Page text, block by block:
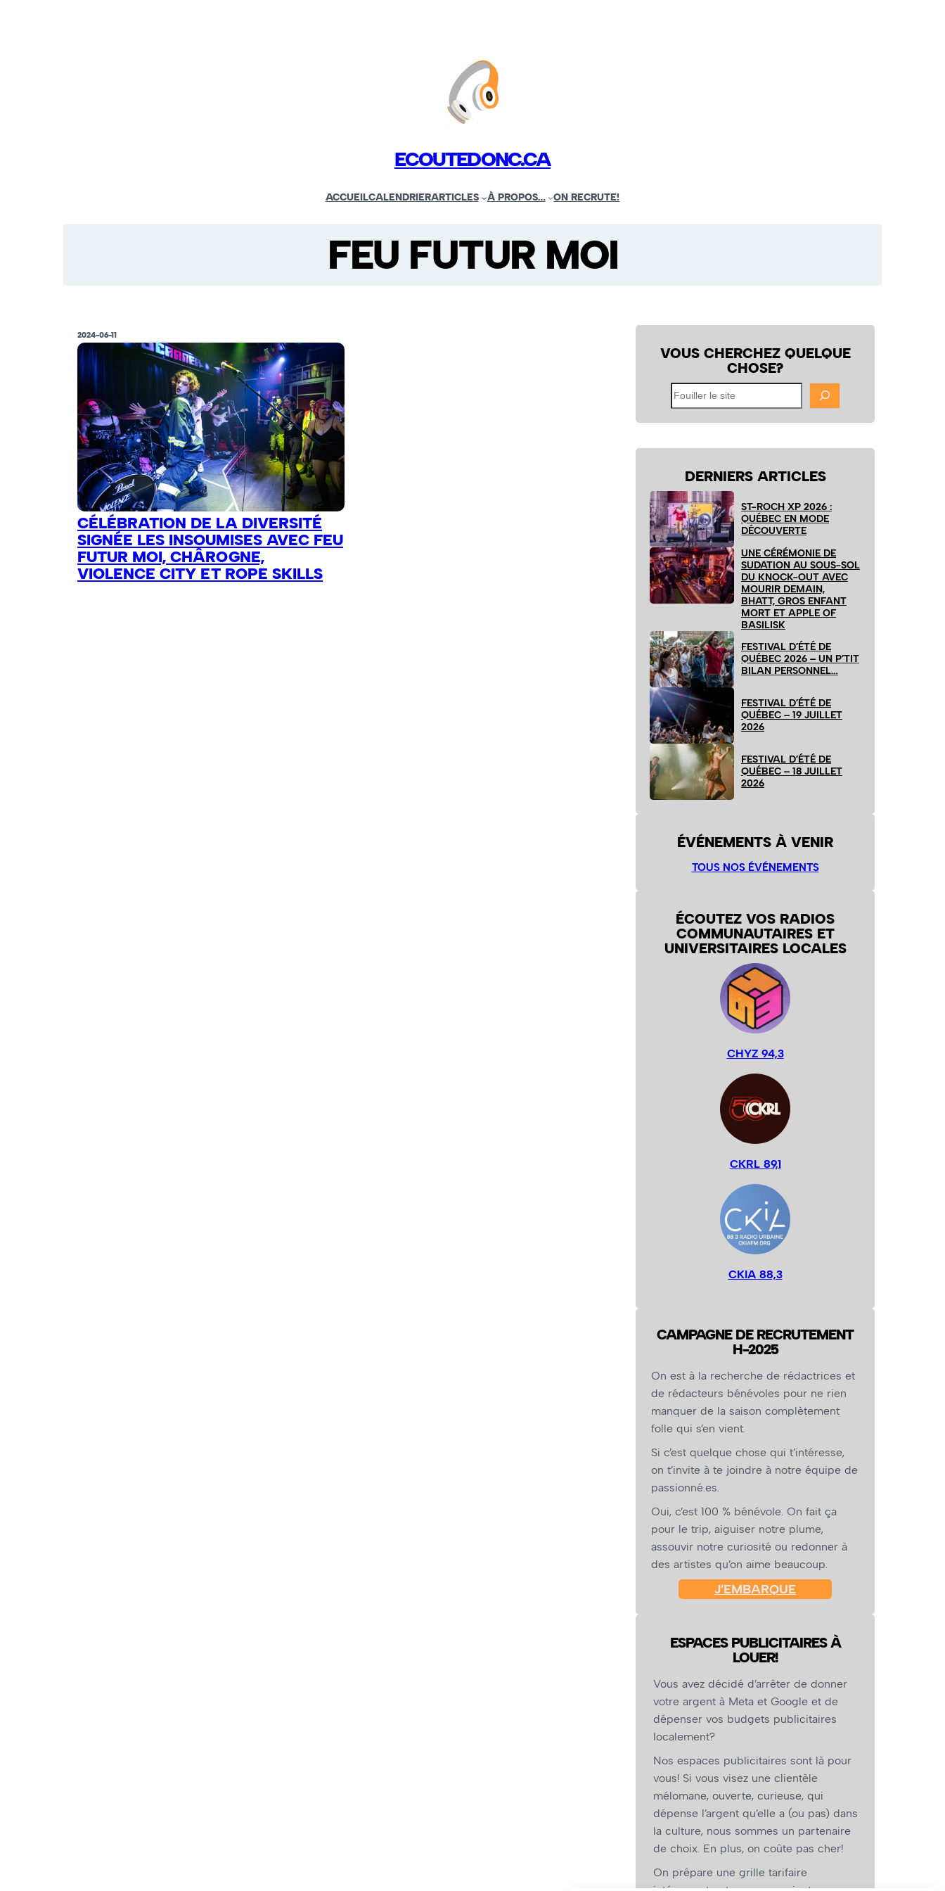
ECOUTEDONC.CA
ACCUEILCALENDRIERARTICLES À PROPOS… ON RECRUTE!
FEU FUTUR MOI
2024-06-11
CÉLÉBRATION DE LA DIVERSITÉ
SIGNÉE LES INSOUMISES AVEC FEU
FUTUR MOI, CHÂROGNE,
VIOLENCE CITY ET ROPE SKILLS
VOUS CHERCHEZ QUELQUE
CHOSE?
Fouiller
le
site
DERNIERS ARTICLES
ST-ROCH XP 2026 :
QUÉBEC EN MODE
DÉCOUVERTE
UNE CÉRÉMONIE DE
SUDATION AU SOUS-SOL
DU KNOCK-OUT AVEC
MOURIR DEMAIN,
BHATT, GROS ENFANT
MORT ET APPLE OF
BASILISK
FESTIVAL D’ÉTÉ DE
QUÉBEC 2026 – UN P’TIT
BILAN PERSONNEL…
FESTIVAL D’ÉTÉ DE
QUÉBEC – 19 JUILLET
2026
FESTIVAL D’ÉTÉ DE
QUÉBEC – 18 JUILLET
2026
ÉVÉNEMENTS À VENIR
TOUS NOS ÉVÉNEMENTS
ÉCOUTEZ VOS RADIOS
COMMUNAUTAIRES ET
UNIVERSITAIRES LOCALES
CHYZ 94,3
CKRL 89,1
CKIA 88,3
CAMPAGNE DE RECRUTEMENT
H-2025
On est à la recherche de rédactrices et
de rédacteurs bénévoles pour ne rien
manquer de la saison complètement
folle qui s’en vient.
Si c’est quelque chose qui t’intéresse,
on t’invite à te joindre à notre équipe de
passionné.es.
Oui, c’est 100 % bénévole. On fait ça
pour le trip, aiguiser notre plume,
assouvir notre curiosité ou redonner à
des artistes qu’on aime beaucoup.
J’EMBARQUE
ESPACES PUBLICITAIRES À
LOUER!
Vous avez décidé d’arrêter de donner
votre argent à Meta et Google et de
dépenser vos budgets publicitaires
localement?
Nos espaces publicitaires sont là pour
vous! Si vous visez une clientèle
mélomane, ouverte, curieuse, qui
dépense l’argent qu’elle a (ou pas) dans
la culture, nous sommes un partenaire
de choix. En plus, on coûte pas cher!
On prépare une grille tarifaire